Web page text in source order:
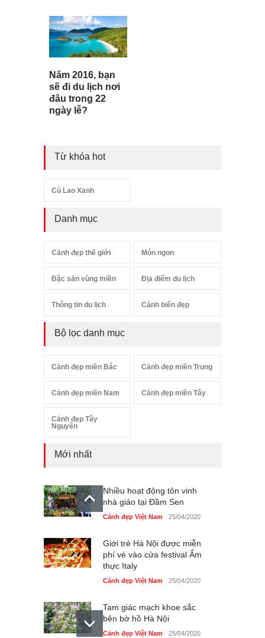
Năm 2016, bạn
sẽ đi du lịch nơi
đâu trong 22
ngày lễ?
Từ khóa hot
Cù Lao Xanh
Danh mục
Cảnh đẹp thế giới Món ngon
Đặc sản vùng miền Địa điểm du lịch
Thông tin du lịch Cảnh biển đẹp
Bộ lọc danh mục
Cảnh đẹp miền Bắc Cảnh đẹp miền Trung
Cảnh đẹp miền Nam Cảnh đẹp miền Tây
Cảnh đẹp Tây
Nguyên
Mới nhất
Nhiều hoạt động tôn vinh
nhà giáo tại Đầm Sen
Cảnh đẹp Việt Nam 25/04/2020
Giới trẻ Hà Nội được miễn
phí vé vào cửa festival Ẩm
thực Italy
Cảnh đẹp Việt Nam 25/04/2020
Tam giác mạch khoe sắc
bên bờ hồ Hà Nội
Cảnh đẹp Việt Nam 25/04/2020